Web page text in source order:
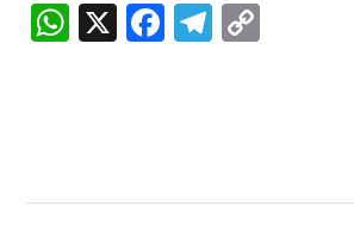
W
p
X
F
o
T
m n